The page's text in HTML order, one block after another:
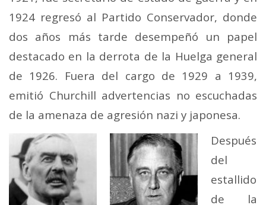
1924 regresó al Partido Conservador, donde
dos años más tarde desempeñó un papel
destacado en la derrota de la Huelga general
de 1926. Fuera del cargo de 1929 a 1939,
emitió Churchill advertencias no escuchadas
de la amenaza de agresión nazi y japonesa.
Después
del
estallido
de la